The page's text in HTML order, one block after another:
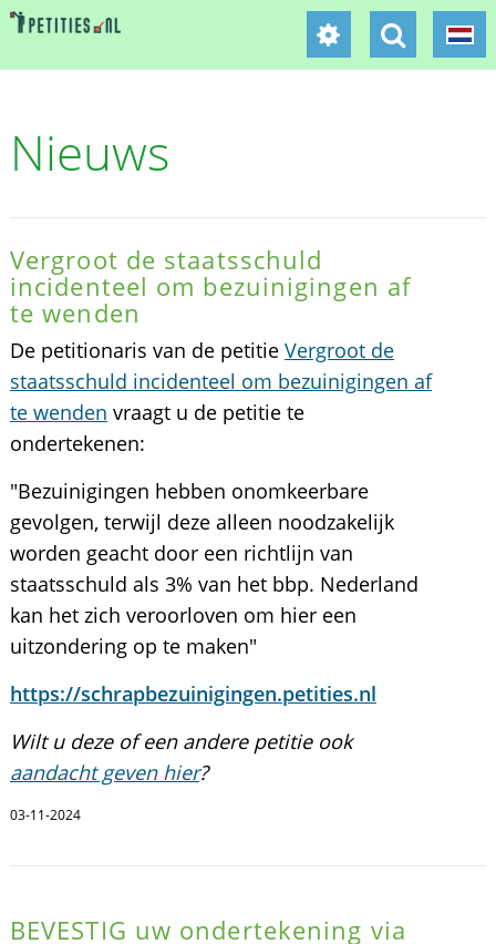
Nieuws
Vergroot de staatsschuld
incidenteel om bezuinigingen af
te wenden
De petitionaris van de petitie Vergroot de
staatsschuld incidenteel om bezuinigingen af
te wenden vraagt u de petitie te
ondertekenen:
"Bezuinigingen hebben onomkeerbare
gevolgen, terwijl deze alleen noodzakelijk
worden geacht door een richtlijn van
staatsschuld als 3% van het bbp. Nederland
kan het zich veroorloven om hier een
uitzondering op te maken"
https://schrapbezuinigingen.petities.nl
Wilt u deze of een andere petitie ook
aandacht geven hier?
03-11-2024
BEVESTIG uw ondertekening via